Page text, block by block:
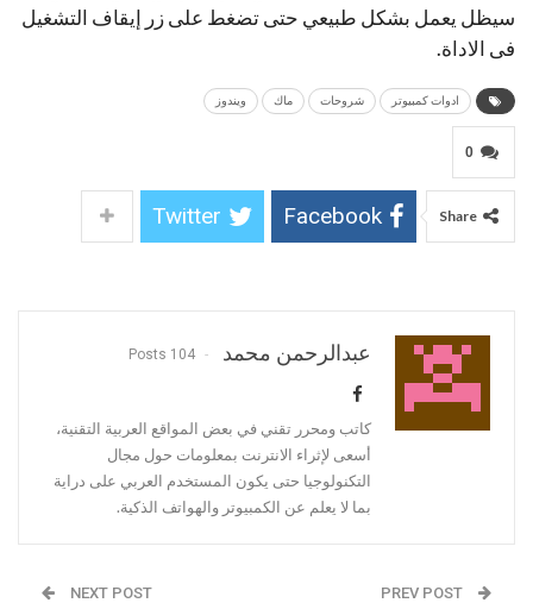
سيظل يعمل بشكل طبيعي حتى تضغط على زر إيقاف التشغيل
فى الاداة.
ادوات كمبيوتر شروحات ماك ويندوز
0
Share
Facebook
Twitter
عبدالرحمن محمد 104 Posts
كاتب ومحرر تقني في بعض المواقع العربية التقنية،
أسعى لإثراء الانترنت بمعلومات حول مجال
التكنولوجيا حتى يكون المستخدم العربي على دراية
بما لا يعلم عن الكمبيوتر والهواتف الذكية.
NEXT POST